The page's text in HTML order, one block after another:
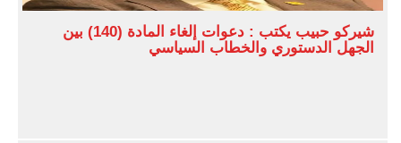
شيركو حبيب يكتب : دعوات إلغاء المادة (140) بين
الجهل الدستوري والخطاب السياسي